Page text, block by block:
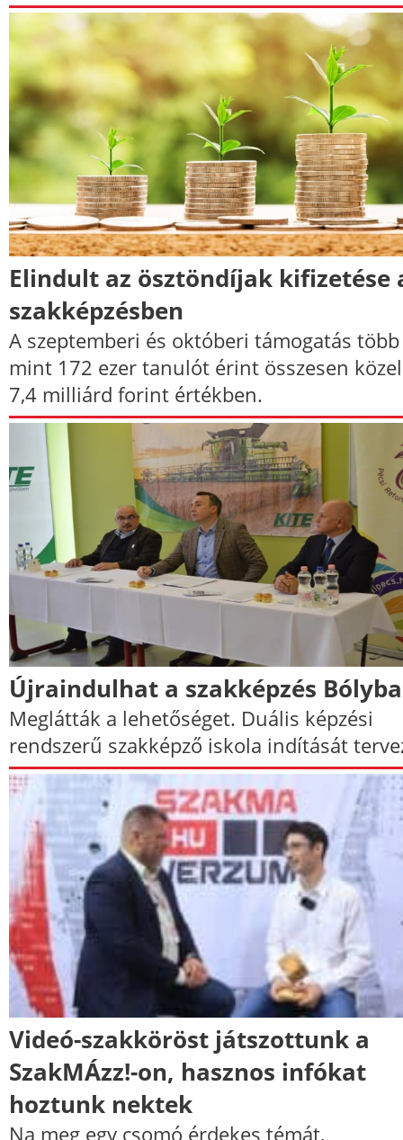
Elindult az ösztöndíjak kifizetése
szakképzésben
A szeptemberi és októberi támogatás több
mint 172 ezer tanulót érint összesen közel
7,4 milliárd forint értékben.
Újraindulhat a szakképzés
Meglátták a lehetőséget. Duális képzési
rendszerű szakképző iskola indítását
Videó-szakköröst játszottunk a
SzakMÁzz!-on, hasznos infókat
hoztunk nektek
Na meg egy csomó érdekes témát,